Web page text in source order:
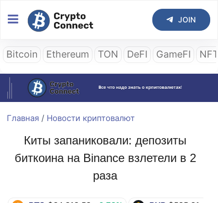
JOIN
Bitcoin Ethereum TON DeFI GameFI
Главная / Новости криптовалют
Киты запаниковали: депозиты
биткоина на Binance взлетели в 2
раза